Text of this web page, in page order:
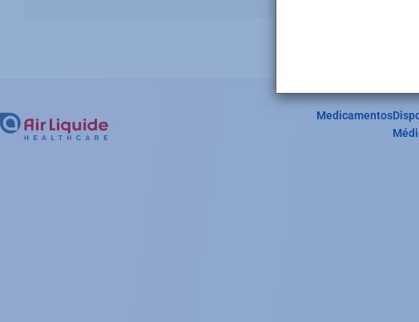
Header
Medicamentos